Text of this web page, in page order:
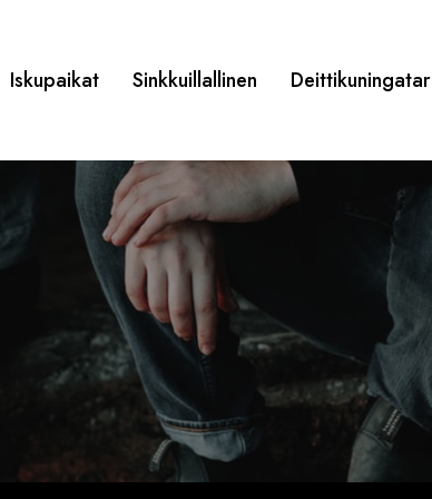
Iskupaikat Sinkkuillallinen Deittikuningatar